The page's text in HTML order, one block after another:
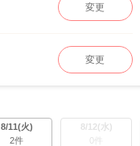
変更
変更
8/11(火)
2件
8/12(水)
0件